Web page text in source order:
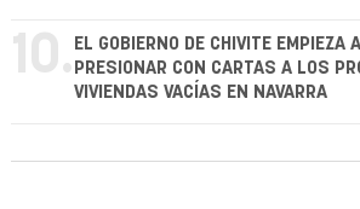
10. EL GOBIERNO DE CHIVITE EMPIEZA
PRESIONAR CON CARTAS A LOS
VIVIENDAS VACÍAS EN NAVARRA